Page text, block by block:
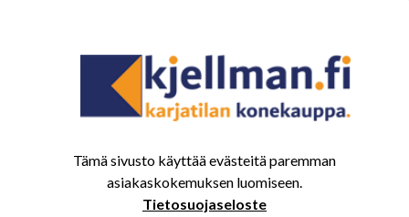
(0/5) Yhteensä 0 Arvostelut
Tämä sivusto käyttää evästeitä paremman
asiakaskokemuksen luomiseen.
Tietosuojaseloste